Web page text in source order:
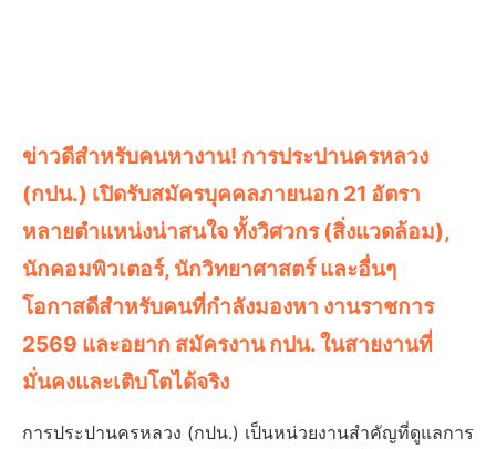
ข่าวดีสำหรับคนหางาน! การประปานครหลวง
(กปน.) เปิดรับสมัครบุคคลภายนอก 21 อัตรา
หลายตำแหน่งน่าสนใจ ทั้งวิศวกร (สิ่งแวดล้อม),
นักคอมพิวเตอร์, นักวิทยาศาสตร์ และอื่นๆ
โอกาสดีสำหรับคนที่กำลังมองหา งานราชการ
2569 และอยาก สมัครงาน กปน. ในสายงานที่
มั่นคงและเติบโตได้จริง
การประปานครหลวง (กปน.) เป็นหน่วยงานสำคัญที่ดูแลการ